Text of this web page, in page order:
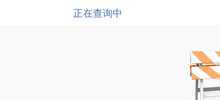
正在查询中